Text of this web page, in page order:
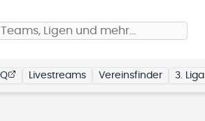
Ligen und mehr…
Livestreams Vereinsfinder 3. Liga